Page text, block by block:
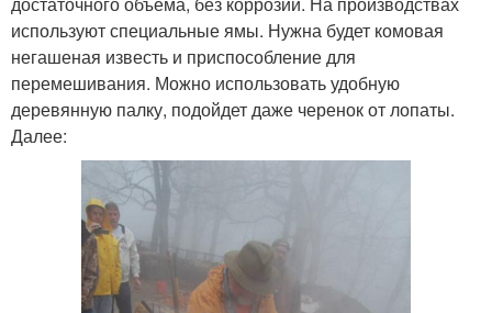
используют специальные ямы. Нужна будет комовая
негашеная известь и приспособление для
перемешивания. Можно использовать удобную
деревянную палку, подойдет даже черенок от лопаты.
Далее: